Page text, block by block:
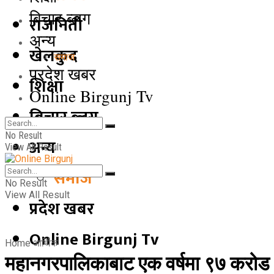
राजनिती
खेलकुद
शिक्षा
बिचार ब्लग
अन्य
समाज
प्रदेश खबर
Online Birgunj Tv
बिचार ब्लग
अन्य
समाज
प्रदेश खबर
Online Birgunj Tv
No Result
View All Result
No Result
View All Result
Home आर्थिक
महानगरपालिकाबाट एक वर्षमा ९७